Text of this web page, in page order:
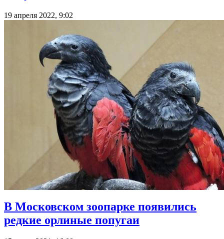
19 апреля 2022, 9:02
В Московском зоопарке появились
редкие орлиные попугаи